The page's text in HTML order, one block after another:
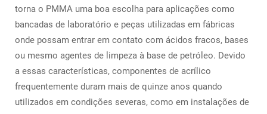
torna o PMMA uma boa escolha para aplicações como
bancadas de laboratório e peças utilizadas em fábricas
onde possam entrar em contato com ácidos fracos, bases
ou mesmo agentes de limpeza à base de petróleo. Devido
a essas características, componentes de acrílico
frequentemente duram mais de quinze anos quando
utilizados em condições severas, como em instalações de